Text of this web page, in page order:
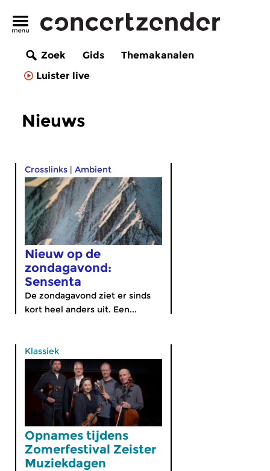
Zoek Gids
Themakanalen
Luister live
Nieuws
Crosslinks | Ambient
Nieuw op de
zondagavond:
Sensenta
De zondagavond ziet er sinds
kort heel anders uit. Een...
Klassiek
Opnames tijdens
Zomerfestival Zeister
Muziekdagen